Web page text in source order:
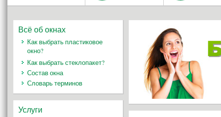
Всё об окнах
Как выбрать пластиковое
окно?
Как выбрать стеклопакет?
Состав окна
Словарь терминов
Услуги